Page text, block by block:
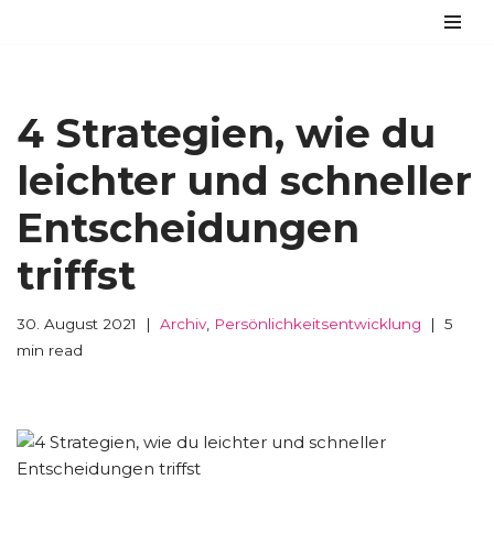
4 Strategien, wie du
leichter und schneller
Entscheidungen
triffst
30. August 2021 Archiv Persönlichkeitsentwicklung
5
min read